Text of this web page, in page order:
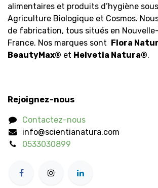
alimentaires et produits d’hygiène
Agriculture Biologique et Cosmos.
de fabrication, tous situés en
France. Nos marques sont
Flora
BeautyMax® et Helvetia Natura®.
Rejoignez-nous
Contactez-nous
info@scientianatura.com
0533030899